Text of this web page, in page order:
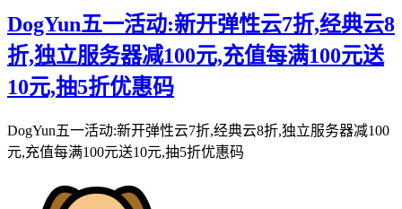
DogYun五一活动:新开弹性云7折,经典云8
折,独立服务器减100元,充值每满100元送
10元,抽5折优惠码
DogYun五一活动:新开弹性云7折,经典云8折,独立服务器减100
元,充值每满100元送10元,抽5折优惠码